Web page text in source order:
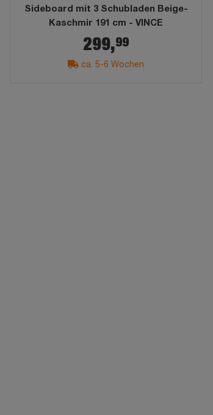
Sideboard mit 3 Schubladen Beige-
Kaschmir 191 cm - VINCE
299,99
ca. 5-6 Wochen